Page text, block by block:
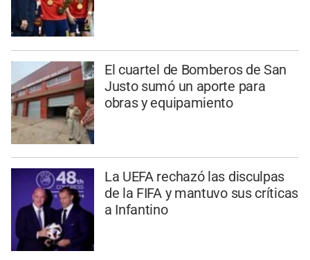
El cuartel de Bomberos de San
Justo sumó un aporte para
obras y equipamiento
La UEFA rechazó las disculpas
de la FIFA y mantuvo sus críticas
a Infantino